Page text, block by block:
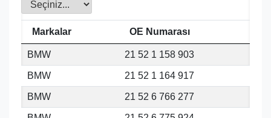
Markalar OE Numarası
BMW 21 52 1 158 903
BMW 21 52 1 164 917
BMW 21 52 6 766 277